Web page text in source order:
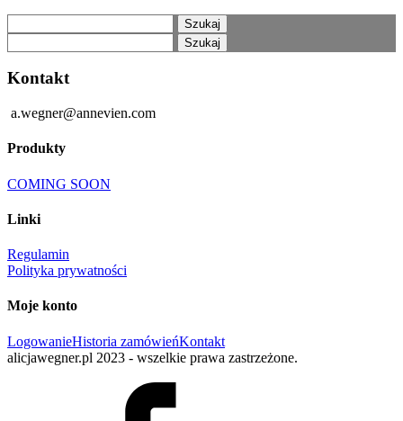
Kontakt
a.wegner@annevien.com
Produkty
COMING SOON
Linki
Regulamin
Polityka prywatności
Moje konto
LogowanieHistoria zamówieńKontakt
alicjawegner.pl 2023 - wszelkie prawa zastrzeżone.